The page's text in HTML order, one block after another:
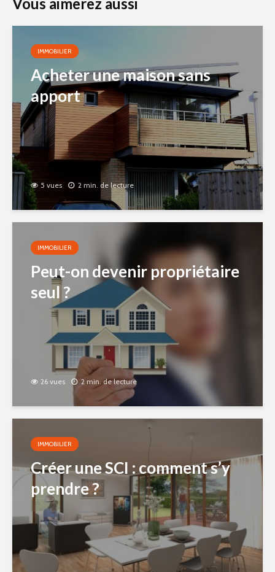
IMMOBILIER
Acheter une maison sans
apport
5 vues 2 min. de lecture
IMMOBILIER
Peut-on devenir propriétaire
seul ?
26 vues 2 min. de lecture
IMMOBILIER
Créer une SCI : comment s’y
prendre ?